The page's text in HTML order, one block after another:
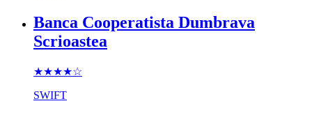
Banca Cooperatista Dumbrava
Scrioastea
★★★★☆
SWIFT